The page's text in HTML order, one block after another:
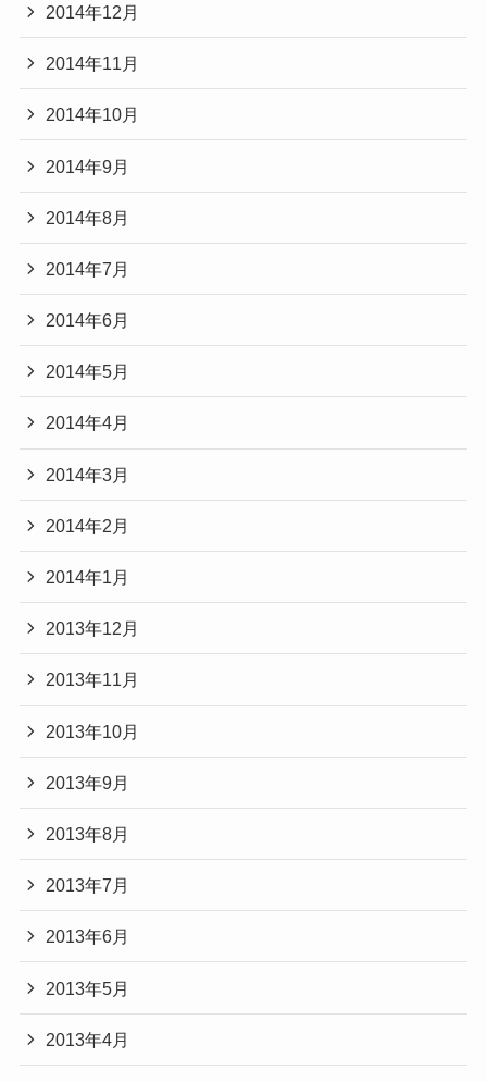
2014年12月
2014年11月
2014年10月
2014年9月
2014年8月
2014年7月
2014年6月
2014年5月
2014年4月
2014年3月
2014年2月
2014年1月
2013年12月
2013年11月
2013年10月
2013年9月
2013年8月
2013年7月
2013年6月
2013年5月
2013年4月